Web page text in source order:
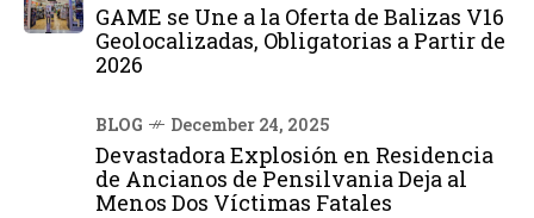
GAME se Une a la Oferta de Balizas V16
Geolocalizadas, Obligatorias a Partir de
2026
BLOG December 24, 2025
Devastadora Explosión en Residencia
de Ancianos de Pensilvania Deja al
Menos Dos Víctimas Fatales